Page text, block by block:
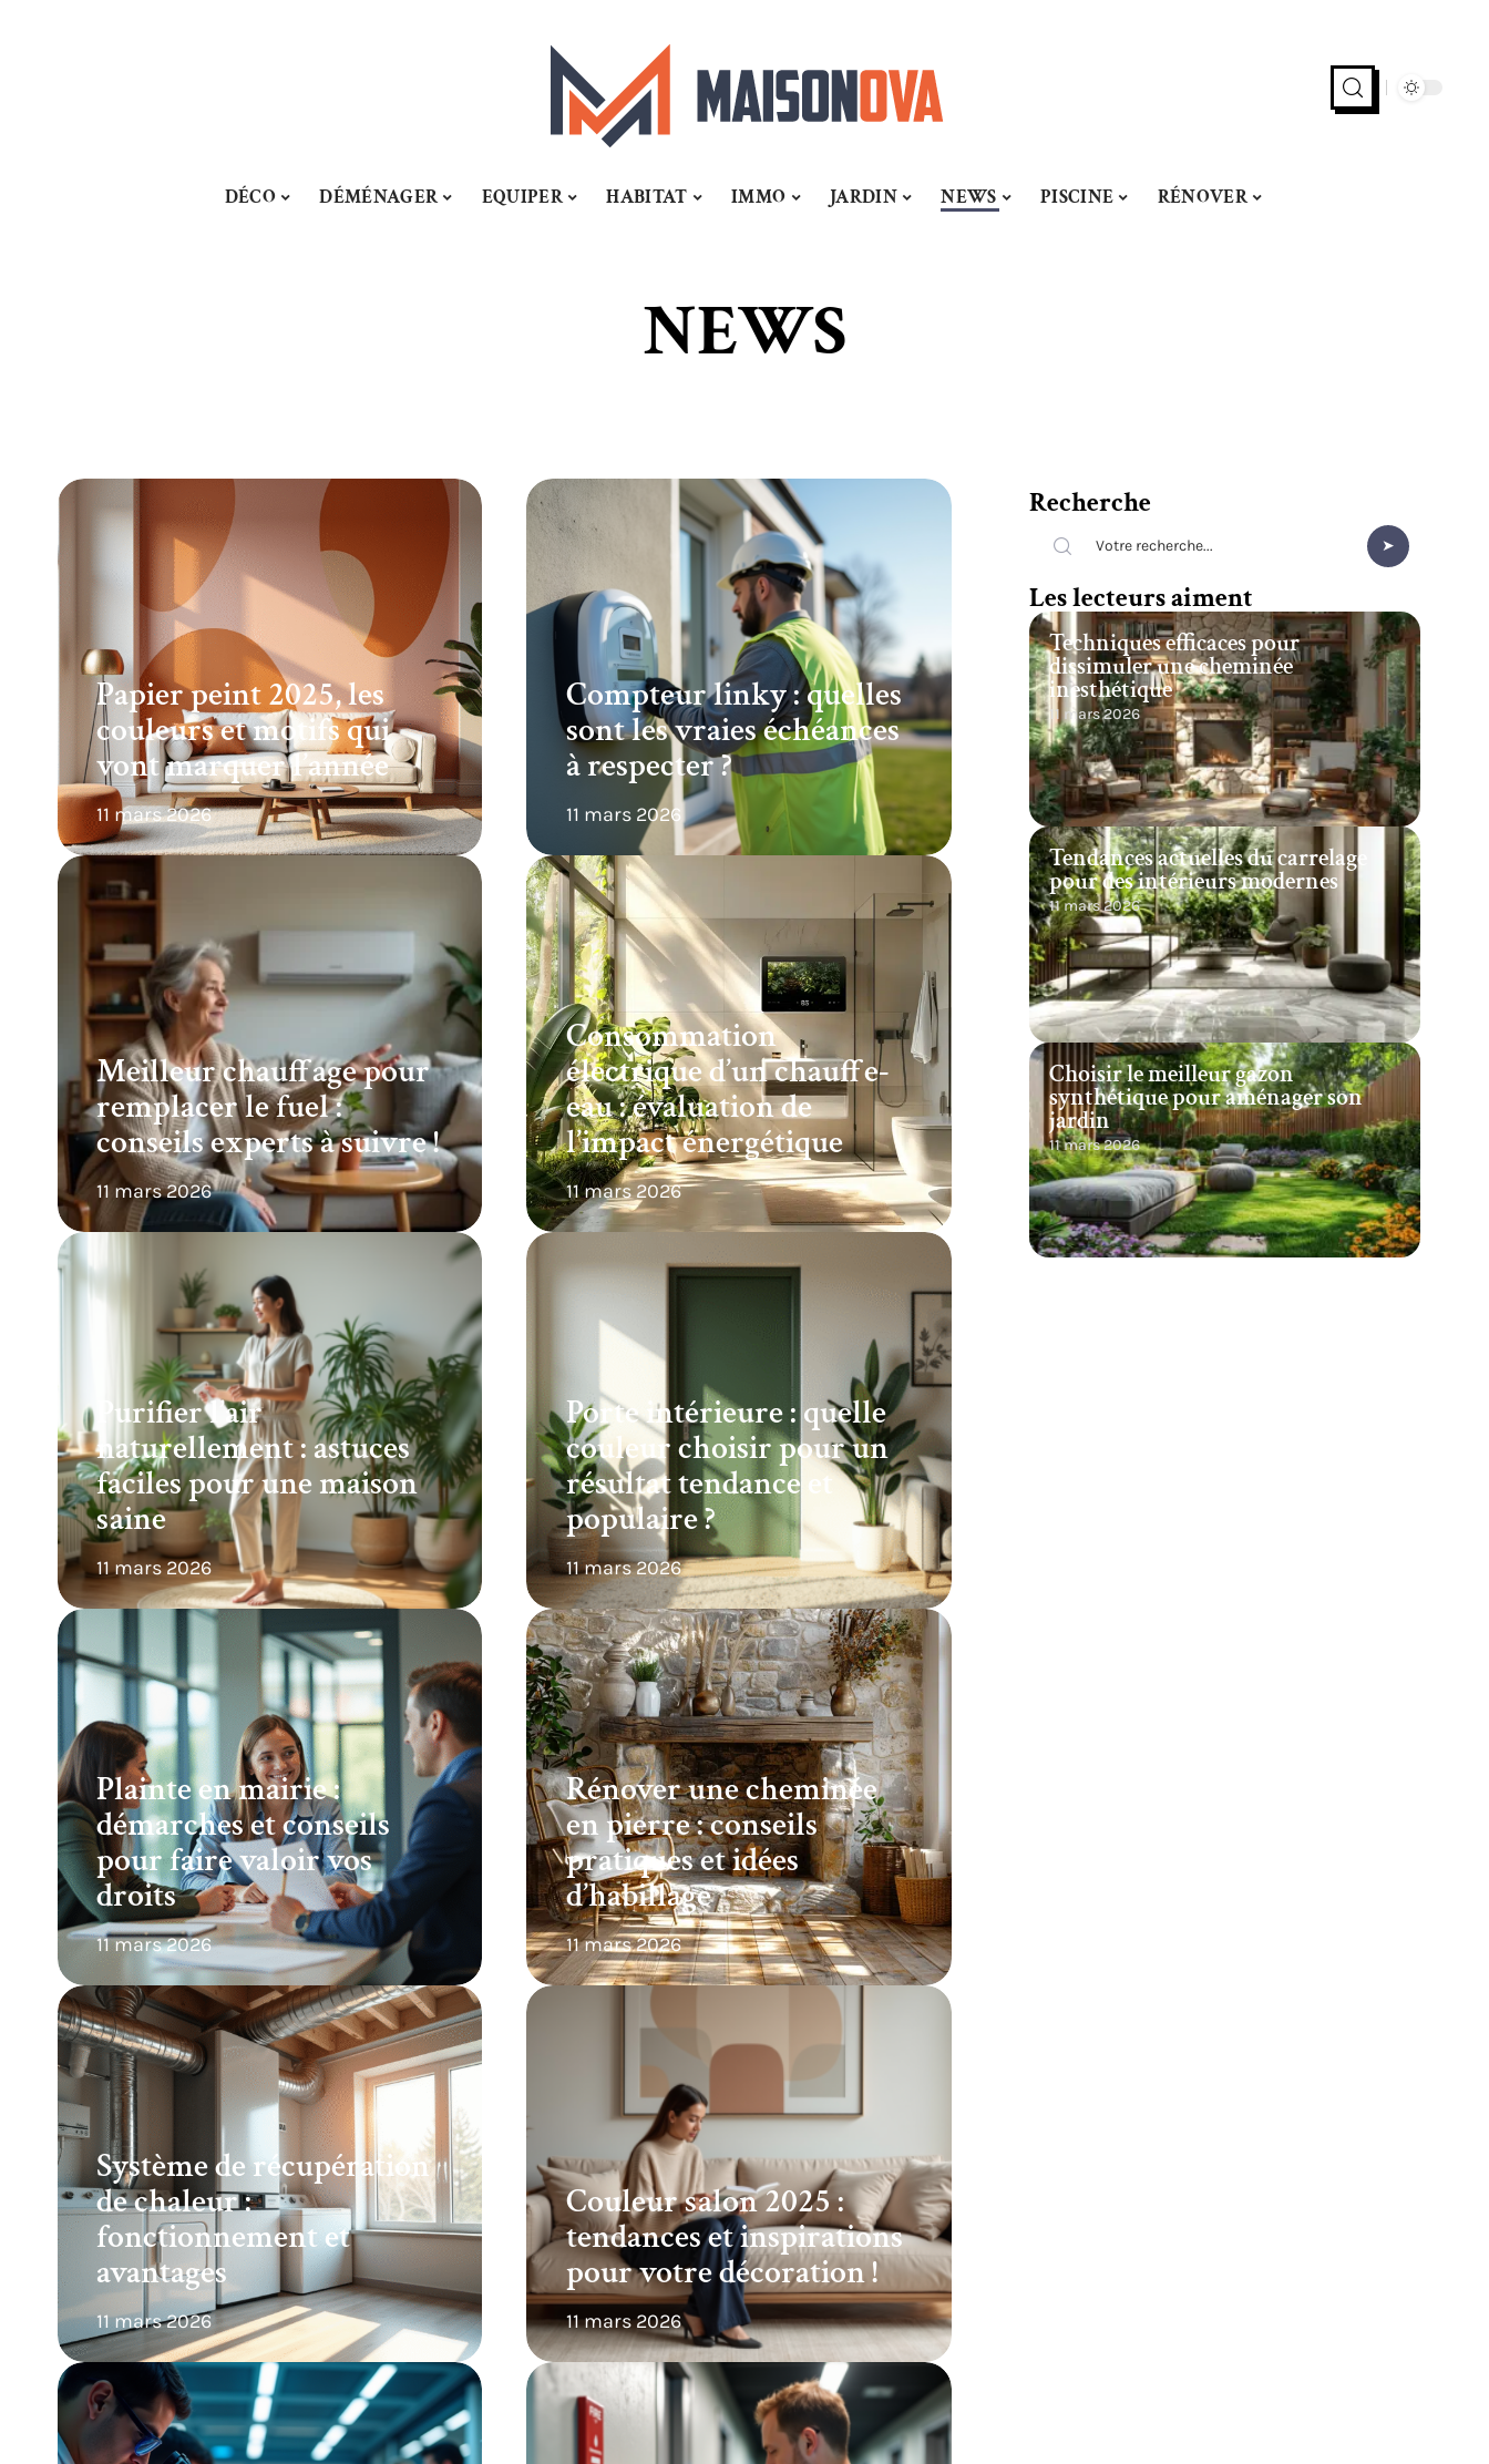
DÉCO DÉMÉNAGER EQUIPER HABITAT IMMO JARDIN NEWS PISCINE RÉNOVER
NEWS
Papier peint 2025, les
couleurs et motifs qui
vont marquer l’année
11 mars 2026
Compteur linky : quelles
sont les vraies échéances
à respecter ?
11 mars 2026
Meilleur chauffage pour
remplacer le fuel :
conseils experts à suivre !
11 mars 2026
Consommation
électrique d’un chauffe-
eau : évaluation de
l’impact énergétique
11 mars 2026
Purifier l’air
naturellement : astuces
faciles pour une maison
saine
11 mars 2026
Porte intérieure : quelle
couleur choisir pour un
résultat tendance et
populaire ?
11 mars 2026
Plainte en mairie :
démarches et conseils
pour faire valoir vos
droits
11 mars 2026
Rénover une cheminée
en pierre : conseils
pratiques et idées
d’habillage
11 mars 2026
Système de récupération
de chaleur :
fonctionnement et
avantages
11 mars 2026
Couleur salon 2025 :
tendances et inspirations
pour votre décoration !
11 mars 2026
Recherche
Les lecteurs aiment
Techniques efficaces pour
dissimuler une cheminée
inesthétique
11 mars 2026
Tendances actuelles du carrelage
pour des intérieurs modernes
11 mars 2026
Choisir le meilleur gazon
synthétique pour aménager son
jardin
11 mars 2026